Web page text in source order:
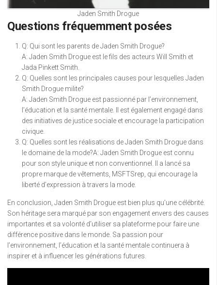
Jaden Smith Drogue
Questions fréquemment posées
Q: Qui sont les parents de Jaden Smith Drogue?
A: Jaden Smith Drogue est le fils des acteurs Will Smith et
Jada Pinkett Smith.
Q: Quelles sont les principales causes pour lesquelles Jaden
Smith Drogue milite?
A: Jaden Smith Drogue est passionné par l’environnement,
l’éducation et la santé mentale. Il est également engagé dans
des initiatives de justice sociale et encourage la participation
civique.
Q: Quelles sont les réalisations de Jaden Smith Drogue dans
le domaine de la mode?A: Jaden Smith Drogue est connu
pour son style unique et non conventionnel. Il a lancé sa
propre marque de vêtements, MSFTSrep, qui encourage la
liberté d’expression à travers la mode.
En conclusion, Jaden Smith Drogue est bien plus qu’une célébrité.
Son héritage sera marqué par son engagement envers des causes
importantes et sa volonté d’utiliser sa plateforme pour faire une
différence positive dans le monde. Sa passion pour
l’environnement, l’éducation et la santé mentale continuera à
inspirer et à influencer les générations futures.